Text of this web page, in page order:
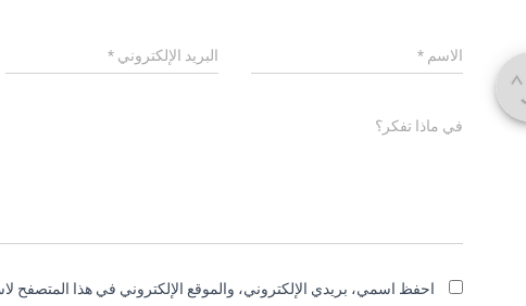
الاسم * البريد الإلكتروني*
في ماذا تفكر؟
احفظ اسمي، بريدي الإلكتروني، والموقع الإلكتروني في هذا المتصفح